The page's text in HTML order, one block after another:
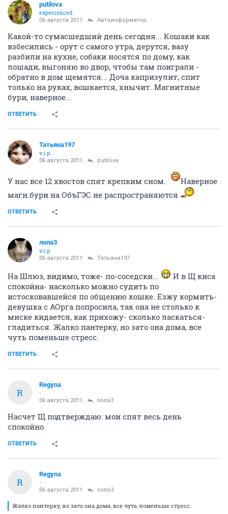
putilova
experienced
06 августа 2011 Автоинформатор
Какой-то сумасшедший день сегодня... Кошаки как
взбесились - орут с самого утра, дерутся, вазу
разбили на кухне, собаки носятся по дому, как
лошади, выгоняю во двор, чтобы там поиграли -
обратно в дом щемятся... Доча капризулит, спит
только на руках, вошкается, хнычит. Магнитные
бури, наверное...
ОТВЕТИТЬ
Татьяна197
v.i.p.
06 августа 2011 putilova
У нас все 12 хвостов спят крепким сном.
Наверное
магн.бури на ОбъГЭС не распространяются
ОТВЕТИТЬ
лола3
v.i.p.
06 августа 2011 Татьяна197
На Шлюз, видимо, тоже- по-соседски...
И в Щ киса
спокойна- насколько можно судить по
истосковавшейся по общению кошке. Езжу кормить-
девушка с АОрга попросила, так она не столько к
миске кидается, как прихожу- сколько ласкаться-
гладиться. Жалко пантерку, но зато она дома, все
чуть поменьше стресс.
ОТВЕТИТЬ
R
Regyna
-
06 августа 2011 лола3
Насчет Щ подтверждаю: мои спят весь день
спокойно.
ОТВЕТИТЬ
R
Regyna
-
06 августа 2011 лола3
Жалко пантерку, но зато она дома, все чуть поменьше стресс.